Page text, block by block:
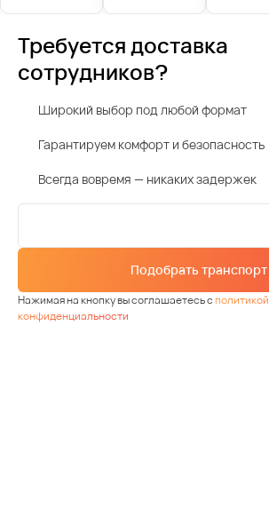
Требуется доставка
сотрудников?
Широкий выбор под любой формат
Гарантируем комфорт и безопасность
Всегда вовремя — никаких задержек
Подобрать транспорт
Нажимая на кнопку вы соглашаетесь сполитикой
конфиденциальности